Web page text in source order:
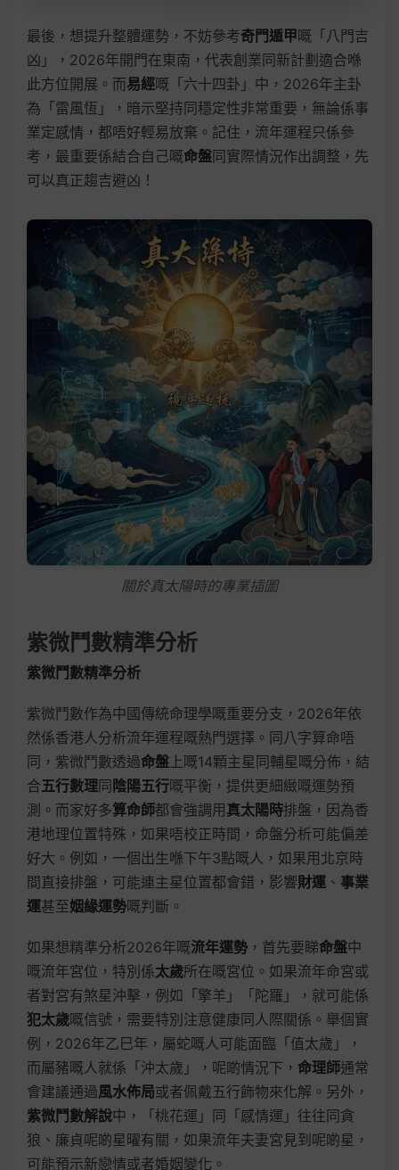
最後，想提升整體運勢，不妨參考奇門遁甲嘅「八門吉
凶」，2026年開門在東南，代表創業同新計劃適合喺
此方位開展。而易經嘅「六十四卦」中，2026年主卦
為「雷風恆」，暗示堅持同穩定性非常重要，無論係事
業定感情，都唔好輕易放棄。記住，流年運程只係參
考，最重要係結合自己嘅命盤同實際情況作出調整，先
可以真正趨吉避凶！
關於真太陽時的專業插圖
紫微鬥數精準分析
紫微鬥數精準分析
紫微鬥數作為中國傳統命理學嘅重要分支，2026年依
然係香港人分析流年運程嘅熱門選擇。同八字算命唔
同，紫微鬥數透過命盤 上嘅14顆主星同輔星嘅分佈，結
合五行數理同 陰陽五行嘅平衡，提供更細緻嘅運勢預
測。而家好多算命師都會強調用真太陽時排盤，因為香
港地理位置特殊，如果唔校正時間，命盤分析可能偏差
好大。例如，一個出生喺下午3點嘅人，如果用北京時
間直接排盤，可能連主星位置都會錯，影響財運 、 事業
運甚至姻緣運勢嘅判斷。
如果想精準分析2026年嘅流年運勢 ，首先要睇命盤中
嘅流年宮位，特別係太歲所在嘅宮位。如果流年命宮或
者對宮有煞星沖擊，例如「擎羊」「陀羅」，就可能係
犯太歲嘅信號，需要特別注意健康同人際關係。舉個實
例，2026年乙巳年，屬蛇嘅人可能面臨「值太歲」，
而屬豬嘅人就係「沖太歲」，呢啲情況下， 命理師通常
會建議通過風水佈局或者佩戴五行飾物來化解。另外，
紫微鬥數解說中，「桃花運」同「感情運」往往同貪
狼、廉貞呢啲星曜有關，如果流年夫妻宮見到呢啲星，
可能預示新戀情或者婚姻變化。